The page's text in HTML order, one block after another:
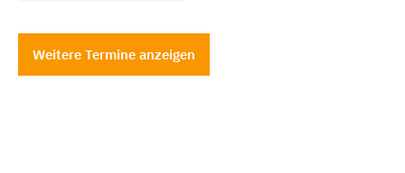
Weitere Termine anzeigen